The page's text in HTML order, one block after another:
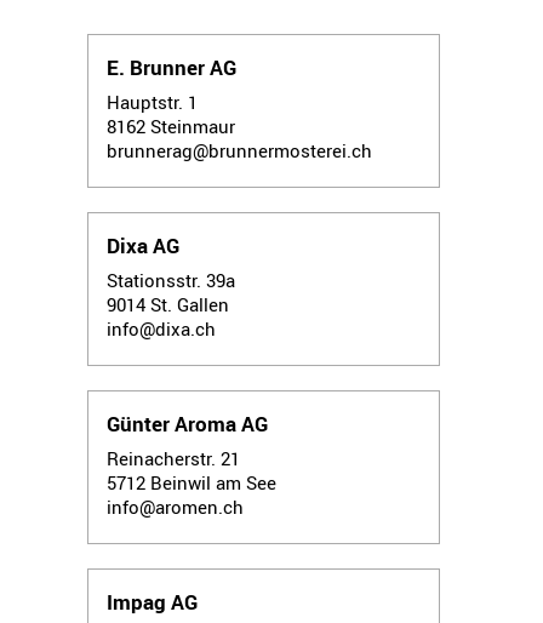
E. Brunner AG
Hauptstr. 1
8162 Steinmaur
brunnerag@brunnermosterei.ch
Dixa AG
Stationsstr. 39a
9014 St. Gallen
info@dixa.ch
Günter Aroma AG
Reinacherstr. 21
5712 Beinwil am See
info@aromen.ch
Impag AG